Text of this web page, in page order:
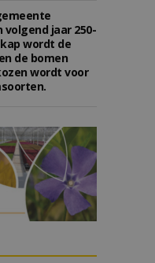
jaar 250-
wordt de
de bomen
wordt voor